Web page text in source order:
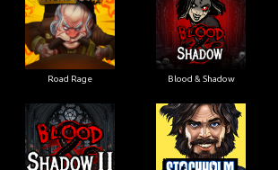
Road Rage Blood & Shadow